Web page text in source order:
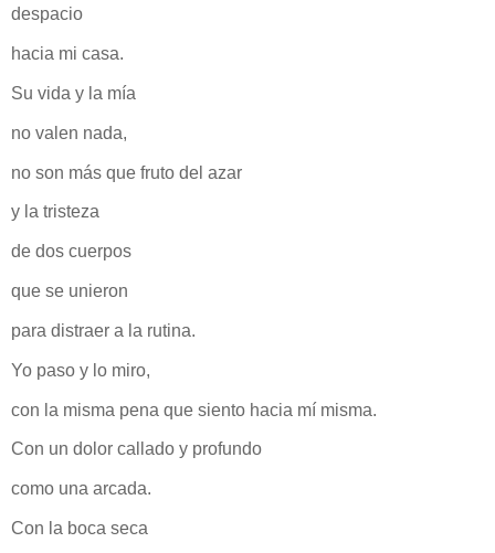
despacio
hacia mi casa.
Su vida y la mía
no valen nada,
no son más que fruto del azar
y la tristeza
de dos cuerpos
que se unieron
para distraer a la rutina.
Yo paso y lo miro,
con la misma pena que siento hacia mí misma.
Con un dolor callado y profundo
como una arcada.
Con la boca seca